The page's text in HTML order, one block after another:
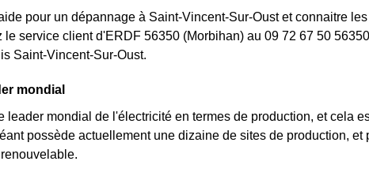
pour un dépannage à Saint-Vincent-Sur-Oust et connaitre
le service client d'ERDF 56350 (Morbihan) au 09 72 67 50
Saint-Vincent-Sur-Oust.
mondial
leader mondial de l'électricité en termes de production, et cela
possède actuellement une dizaine de sites de production,